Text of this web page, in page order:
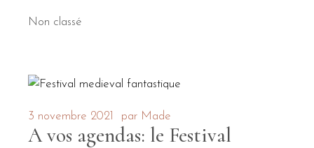
Non classé
3 novembre 2021 par Made
A vos agendas: le Festival